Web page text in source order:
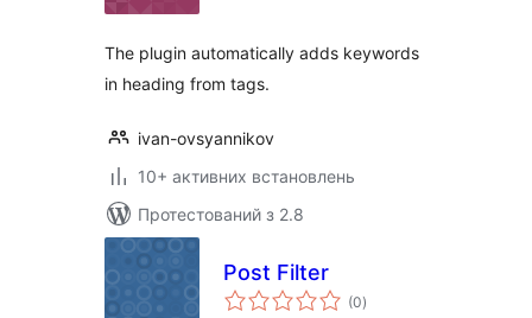
The plugin automatically adds keywords
in heading from tags.
ivan-ovsyannikov
10+ активних встановлень
Протестований з 2.8
Post Filter
(0загальний
рейтинг
)